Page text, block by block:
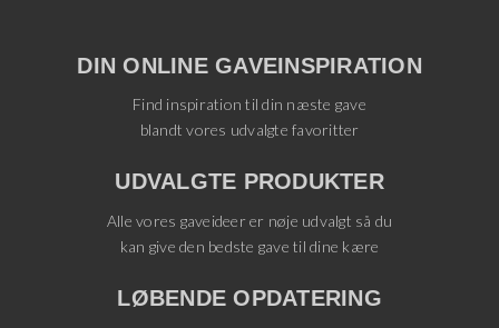
DIN ONLINE GAVEINSPIRATION
Find inspiration til din næste gave
blandt vores udvalgte favoritter
UDVALGTE PRODUKTER
Alle vores gaveideer er nøje udvalgt så du
kan give den bedste gave til dine kære
LØBENDE OPDATERING